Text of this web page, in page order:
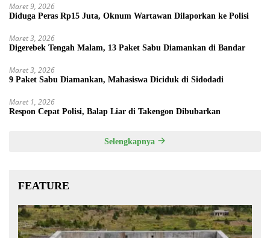
Maret 9, 2026
Diduga Peras Rp15 Juta, Oknum Wartawan Dilaporkan ke Polisi
Maret 3, 2026
Digerebek Tengah Malam, 13 Paket Sabu Diamankan di Bandar
Maret 3, 2026
9 Paket Sabu Diamankan, Mahasiswa Diciduk di Sidodadi
Maret 1, 2026
Respon Cepat Polisi, Balap Liar di Takengon Dibubarkan
Selengkapnya
FEATURE